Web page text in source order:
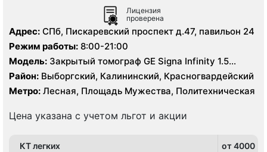
Лицензия
проверена
Адрес: СПб, Пискаревский проспект д.47, павильон 24
Режим работы: 8:00-21:00
Модель: Закрытый томограф GE Signa Infinity 1.5
Тесла, КТ Toshiba Aguilion 64 среза, УЗИ
Район: Выборгский, Калининский, Красногвардейский
Метро: Лесная, Площадь Мужества, Политехническая
Цена указана с учетом льгот и акции
КТ легких
от 4000